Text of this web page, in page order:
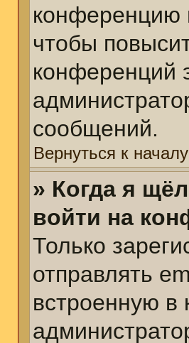
конференцию
чтобы
конференций
сообщений.
Вернуться к началу
» Когда я
войти на
Только
отправлять
встроенную